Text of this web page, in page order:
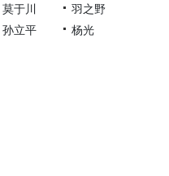
莫于川
羽之野
孙立平 杨光